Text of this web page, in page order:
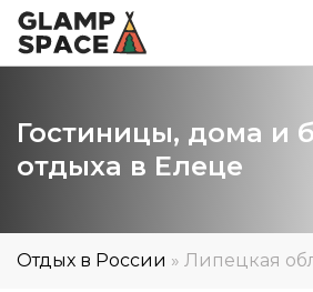
Гостиницы, дома и
отдыха в Елеце
Отдых в России » Липецкая